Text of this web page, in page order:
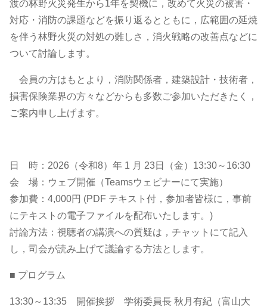
渡の林野火災発生から1年を契機に，改めて火災の被害・
対応・消防の課題などを振り返るとともに，広範囲の延焼
を伴う林野火災の対処の難しさ，消火戦略の改善点などに
ついて討論します。
会員の方はもとより，消防関係者，建築設計・技術者，
損害保険業界の方々などからも多数ご参加いただきたく，
ご案内申し上げます。
日 時：2026（令和8）年 1 月 23日（金）13:30～16:30
会 場：ウェブ開催（Teamsウェビナーにて実施）
参加費：4,000円 (PDF テキスト付，参加者皆様に，事前
にテキストの電子ファイルを配布いたします。)
討論方法：視聴者の講演への質疑は，チャットにて記入
し，司会が読み上げて議論する方法とします。
■ プログラム
13:30～13:35 開催挨拶 学術委員長 秋月有紀（富山大